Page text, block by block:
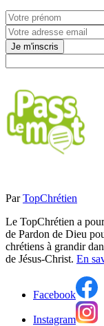
Je m'inscris
Par TopChrétien
Le TopChrétien a
de Pardon de Dieu
chrétiens à grandir
de Jésus-Christ. En
Facebook
Instagram